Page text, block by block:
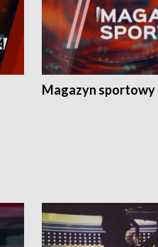
Magazyn sportowy